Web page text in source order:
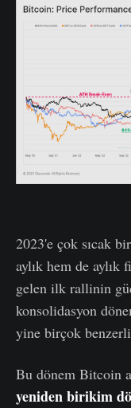
2023'e çok sıcak
aylık hem de aylık
gelen ilk rallinin
konsolidasyon
yine birçok
Bu dönem Bitcoin
yeniden birikim